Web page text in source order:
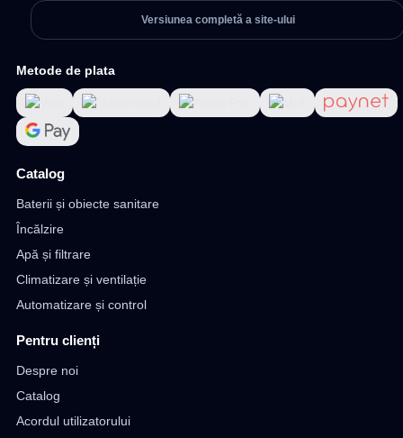
Versiunea completă a site-ului
Metode de plata
Catalog
Baterii și obiecte sanitare
Încălzire
Apă și filtrare
Climatizare și ventilație
Automatizare și control
Pentru clienți
Despre noi
Catalog
Acordul utilizatorului